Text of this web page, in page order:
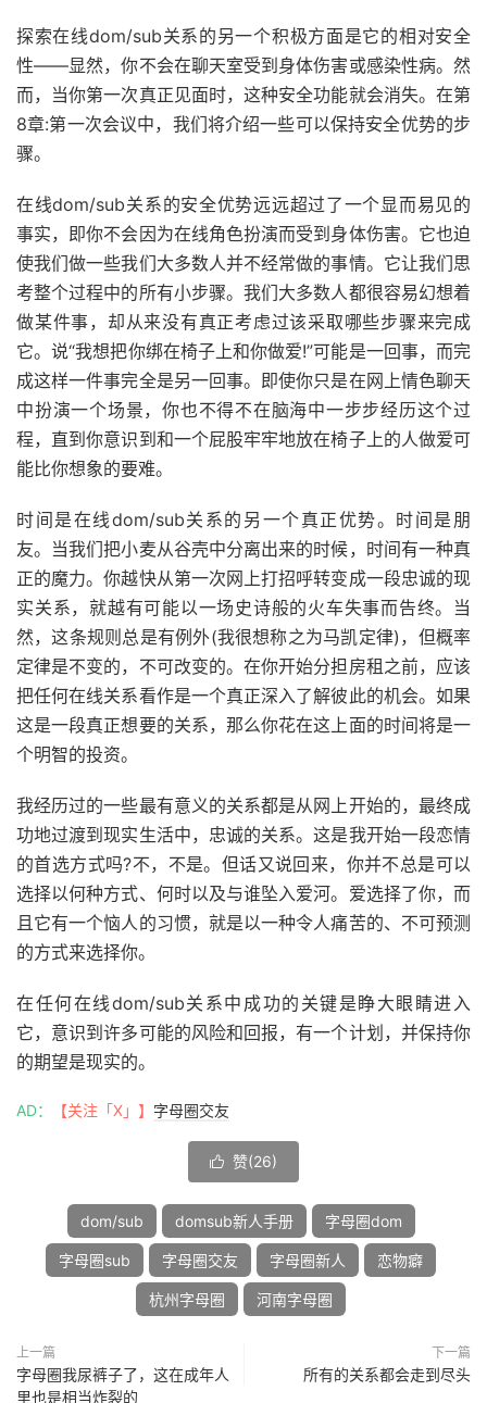
探索在线dom/sub关系的另一个积极方面是它的相对安全
性——显然，你不会在聊天室受到身体伤害或感染性病。然
而，当你第一次真正见面时，这种安全功能就会消失。在第
8章:第一次会议中，我们将介绍一些可以保持安全优势的步
骤。
在线dom/sub关系的安全优势远远超过了一个显而易见的
事实，即你不会因为在线角色扮演而受到身体伤害。它也迫
使我们做一些我们大多数人并不经常做的事情。它让我们思
考整个过程中的所有小步骤。我们大多数人都很容易幻想着
做某件事，却从来没有真正考虑过该采取哪些步骤来完成
它。说“我想把你绑在椅子上和你做爱!”可能是一回事，而完
成这样一件事完全是另一回事。即使你只是在网上情色聊天
中扮演一个场景，你也不得不在脑海中一步步经历这个过
程，直到你意识到和一个屁股牢牢地放在椅子上的人做爱可
能比你想象的要难。
时间是在线dom/sub关系的另一个真正优势。时间是朋
友。当我们把小麦从谷壳中分离出来的时候，时间有一种真
正的魔力。你越快从第一次网上打招呼转变成一段忠诚的现
实关系，就越有可能以一场史诗般的火车失事而告终。当
然，这条规则总是有例外(我很想称之为马凯定律)，但概率
定律是不变的，不可改变的。在你开始分担房租之前，应该
把任何在线关系看作是一个真正深入了解彼此的机会。如果
这是一段真正想要的关系，那么你花在这上面的时间将是一
个明智的投资。
我经历过的一些最有意义的关系都是从网上开始的，最终成
功地过渡到现实生活中，忠诚的关系。这是我开始一段恋情
的首选方式吗?不，不是。但话又说回来，你并不总是可以
选择以何种方式、何时以及与谁坠入爱河。爱选择了你，而
且它有一个恼人的习惯，就是以一种令人痛苦的、不可预测
的方式来选择你。
在任何在线dom/sub关系中成功的关键是睁大眼睛进入
它，意识到许多可能的风险和回报，有一个计划，并保持你
的期望是现实的。
AD： 【关注「X」】 字母圈交友
 赞(26)
dom/sub domsub新人手册 字母圈dom
字母圈sub 字母圈交友 字母圈新人 恋物癖
杭州字母圈 河南字母圈
上一篇
字母圈我尿裤子了，这在成年人
里也是相当炸裂的
下一篇
所有的关系都会走到尽头